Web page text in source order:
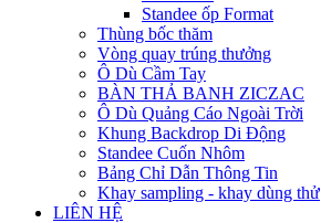
Standee ốp Format
Thùng bốc thăm
Vòng quay trúng thưởng
Ô Dù Cầm Tay
BÀN THẢ BANH ZICZAC
Ô Dù Quảng Cáo Ngoài Trời
Khung Backdrop Di Động
Standee Cuốn Nhôm
Bảng Chỉ Dẫn Thông Tin
Khay sampling - khay dùng thử
LIÊN HỆ